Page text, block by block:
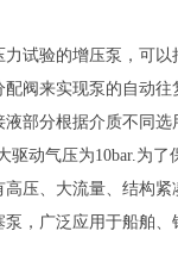
试验的增压泵，可
阀来实现泵的自动往
部分根据介质不同
驱动气压为10bar.为
压、大流量、结构
，广泛应用于船舶